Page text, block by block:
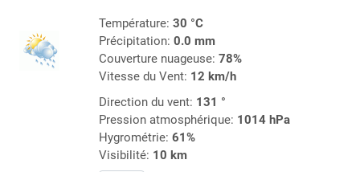
Température: 30 °C
Précipitation: 0.0 mm
Couverture nuageuse: 78%
Vitesse du Vent: 12 km/h
Direction du vent: 131 °
Pression atmosphérique: 1014 hPa
Hygrométrie: 61%
Visibilité: 10 km